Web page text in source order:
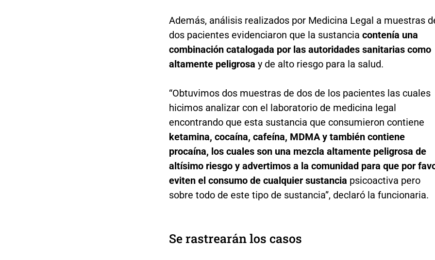
Además, análisis realizados por Medicina Legal a muestras
dos pacientes evidenciaron que la sustancia contenía una
combinación catalogada por las autoridades sanitarias como
altamente peligrosa y de alto riesgo para la salud.
“Obtuvimos dos muestras de dos de los pacientes las cuales
hicimos analizar con el laboratorio de medicina legal
encontrando que esta sustancia que consumieron contiene
ketamina, cocaína, cafeína, MDMA y también contiene
procaína, los cuales son una mezcla altamente peligrosa de
altísimo riesgo y advertimos a la comunidad para que por
eviten el consumo de cualquier sustancia psicoactiva pero
sobre todo de este tipo de sustancia”, declaró la funcionaria.
Se rastrearán los casos